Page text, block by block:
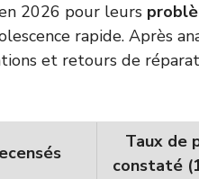
2026 pour leurs
rapide. Après
et retours de
Taux de
constaté